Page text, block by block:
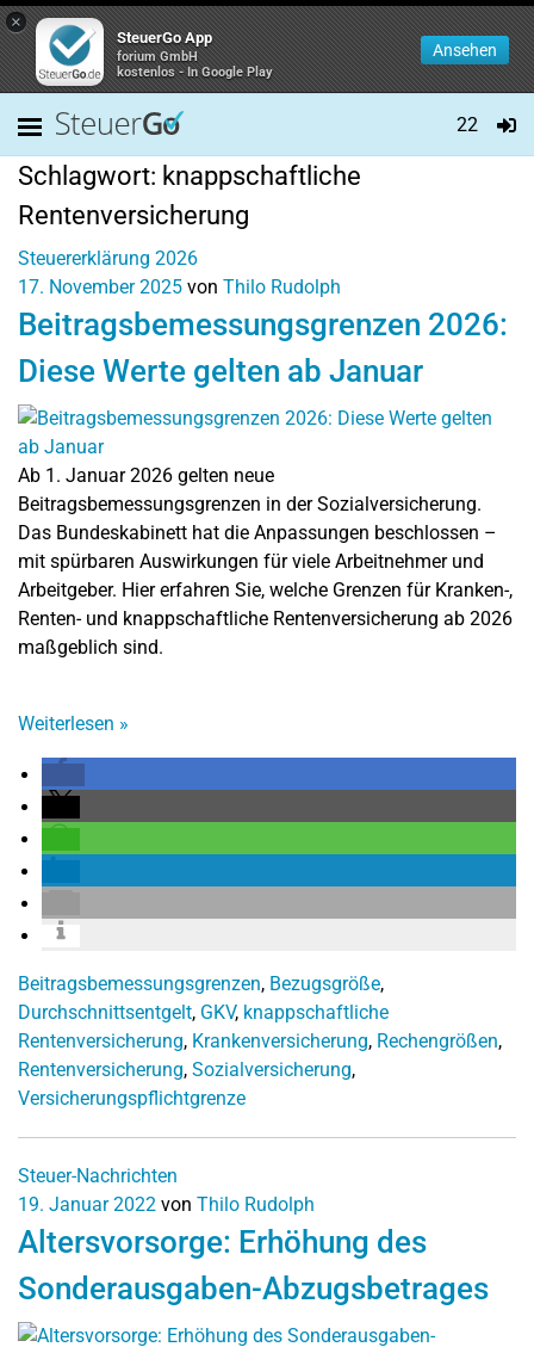
×
SteuerGo App
forium GmbH
kostenlos - In Google Play
Ansehen
22
Schlagwort: knappschaftliche
Rentenversicherung
Steuererklärung 2026
17. November 2025 von Thilo Rudolph
Beitragsbemessungsgrenzen 2026:
Diese Werte gelten ab Januar
Ab 1. Januar 2026 gelten neue
Beitragsbemessungsgrenzen in der Sozialversicherung.
Das Bundeskabinett hat die Anpassungen beschlossen –
mit spürbaren Auswirkungen für viele Arbeitnehmer und
Arbeitgeber. Hier erfahren Sie, welche Grenzen für Kranken-,
Renten- und knappschaftliche Rentenversicherung ab 2026
maßgeblich sind.
Weiterlesen »
Beitragsbemessungsgrenzen, Bezugsgröße,
Durchschnittsentgelt, GKV, knappschaftliche
Rentenversicherung, Krankenversicherung, Rechengrößen,
Rentenversicherung, Sozialversicherung,
Versicherungspflichtgrenze
Steuer-Nachrichten
19. Januar 2022 von Thilo Rudolph
Altersvorsorge: Erhöhung des
Sonderausgaben-Abzugsbetrages